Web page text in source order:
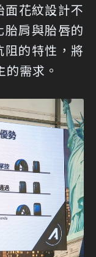
花紋設計不
肩與胎唇的
的特性，將
需求。